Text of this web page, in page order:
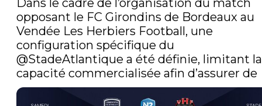
Dans le cadre de l’organisation du match
opposant le FC Girondins de Bordeaux au
Vendée Les Herbiers Football, une
@StadeAtlantique a été définie, limitant la
capacité commercialisée afin d’assurer de